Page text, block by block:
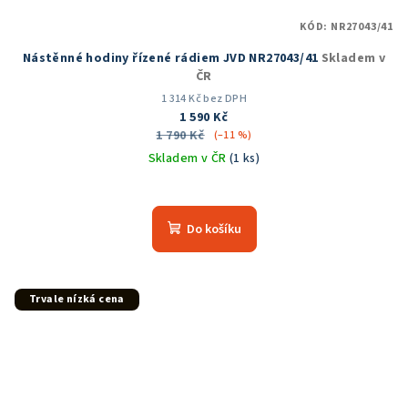
Nástěnné hodiny řízené rádiem JVD NR27043/41 Skladem v
ČR
1 314 Kč bez DPH
1 590 Kč
1 790 Kč
(–11 %)
Skladem v ČR (1 ks)
hodnocení
produktu
Do košíku
KÓD: NR27043/41
Trvale nízká cena